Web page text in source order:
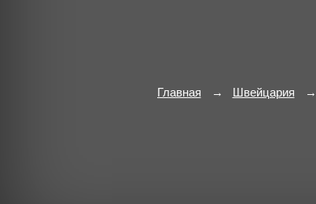
Главная Швейцария